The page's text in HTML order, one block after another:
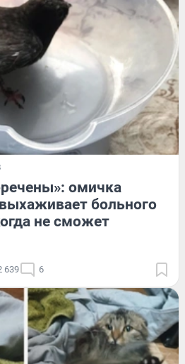
омичка
больного
не сможет
639 6